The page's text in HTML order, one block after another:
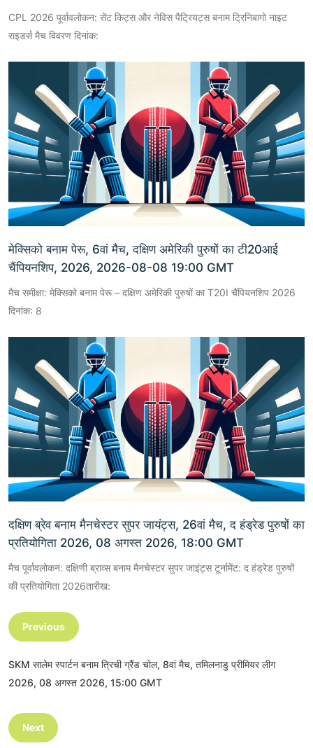
CPL 2026 पूर्वावलोकन: सेंट किट्स और नेविस पैट्रियट्स बनाम ट्रिनिबागो नाइट
राइडर्स मैच विवरण दिनांक:
मेक्सिको बनाम पेरू, 6वां मैच, दक्षिण अमेरिकी पुरुषों का टी20आई
चैंपियनशिप, 2026, 2026-08-08 19:00 GMT
मैच समीक्षा: मेक्सिको बनाम पेरू – दक्षिण अमेरिकी पुरुषों का T20I चैंपियनशिप 2026
दिनांक: 8
दक्षिण ब्रेव बनाम मैनचेस्टर सुपर जायंट्स, 26वां मैच, द हंड्रेड पुरुषों का
प्रतियोगिता 2026, 08 अगस्त 2026, 18:00 GMT
मैच पूर्वावलोकन: दक्षिणी ब्राव्स बनाम मैनचेस्टर सुपर जाइंट्स टूर्नामेंट: द हंड्रेड पुरुषों
की प्रतियोगिता 2026तारीख:
Previous
SKM सालेम स्पार्टन बनाम त्रिची ग्रैंड चोल, 8वां मैच, तमिलनाडु प्रीमियर लीग
2026, 08 अगस्त 2026, 15:00 GMT
Next